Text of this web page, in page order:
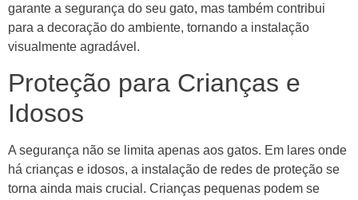
garante a segurança do seu gato, mas também contribui
para a decoração do ambiente, tornando a instalação
visualmente agradável.
Proteção para Crianças e
Idosos
A segurança não se limita apenas aos gatos. Em lares onde
há crianças e idosos, a instalação de redes de proteção se
torna ainda mais crucial. Crianças pequenas podem se